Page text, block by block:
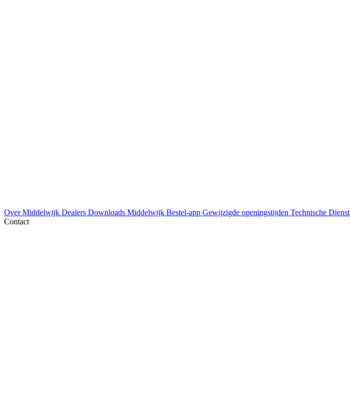
Over Middelwijk Dealers Downloads Middelwijk Bestel-app Gewijzigde openingstijden Technische Dienst
Contact